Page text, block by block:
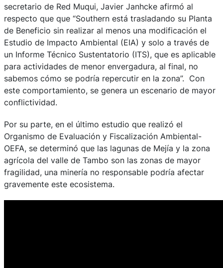
secretario de Red Muqui, Javier Janhcke afirmó al
respecto que que “Southern está trasladando su Planta
de Beneficio sin realizar al menos una modificación el
Estudio de Impacto Ambiental (EIA) y solo a través de
un Informe Técnico Sustentatorio (ITS), que es aplicable
para actividades de menor envergadura, al final, no
sabemos cómo se podría repercutir en la zona”. Con
este comportamiento, se genera un escenario de mayor
conflictividad.
Por su parte, en el último estudio que realizó el
Organismo de Evaluación y Fiscalización Ambiental-
OEFA, se determinó que las lagunas de Mejía y la zona
agrícola del valle de Tambo son las zonas de mayor
fragilidad, una minería no responsable podría afectar
gravemente este ecosistema.